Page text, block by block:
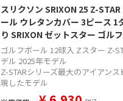
スリクソン SRIXON 25 Z-STAR DIAMOND ボ
ール ウレタンカバー 3ピース 1
り SRIXON ゼットスター ゴル
正規品 2025年モデル
ゴルフボール 12球入 Zスター Z-
デル 2025年モデル
Z-STARシリーズ最大のアイアン
現したモデル